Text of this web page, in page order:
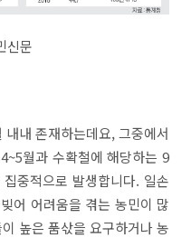
신문
내 존재하는데요, 그중에서
월과 수확철에 해당하는 9
중적으로 발생합니다. 일손
어 어려움을 겪는 농민이 많
높은 품삯을 요구하거나 농